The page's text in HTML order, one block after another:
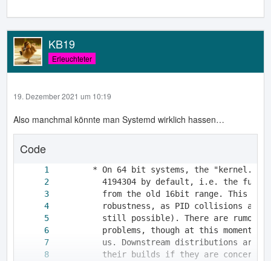
KB19
Erleuchteter
19. Dezember 2021 um 10:19
Also manchmal könnte man Systemd wirklich hassen…
Code